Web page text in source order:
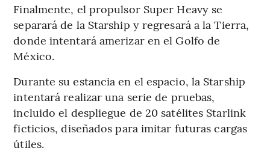
Finalmente, el propulsor Super Heavy se
separará de la Starship y regresará a la Tierra,
donde intentará amerizar en el Golfo de
México.
Durante su estancia en el espacio, la Starship
intentará realizar una serie de pruebas,
incluido el despliegue de 20 satélites Starlink
ficticios, diseñados para imitar futuras cargas
útiles.